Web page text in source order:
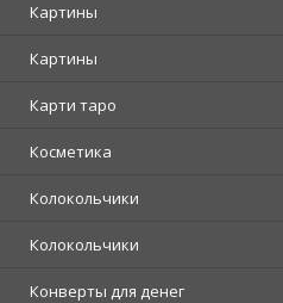
Картины
Картины
Карти таро
Косметика
Колокольчики
Колокольчики
Конверты для денег